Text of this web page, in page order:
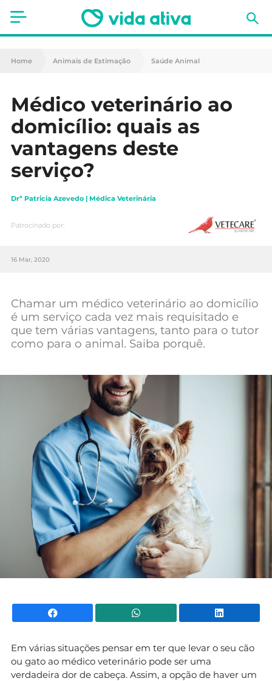
Saúde
Nutrição
Receitas
Fitness
Mães e Bebés
Animais de Estimação
Home Animais de Estimação Saúde Animal
Médico veterinário ao
domicílio: quais as
vantagens deste
serviço?
Drª Patricia Azevedo | Médica Veterinária
Patrocinado por:
16 Mar, 2020
Chamar um médico veterinário ao domicílio
é um serviço cada vez mais requisitado e
que tem várias vantagens, tanto para o tutor
como para o animal. Saiba porquê.
Facebook WhatsApp
Em várias situações pensar em ter que levar o seu cão
ou gato ao médico veterinário pode ser uma
verdadeira dor de cabeça. Assim, a opção de haver um